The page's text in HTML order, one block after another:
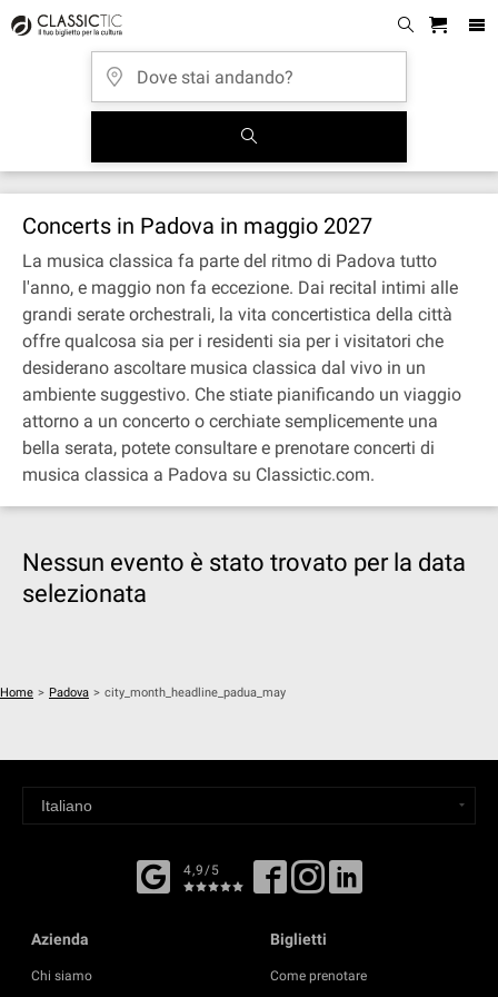
Concerts in Padova in maggio 2027
La musica classica fa parte del ritmo di Padova tutto
l'anno, e maggio non fa eccezione. Dai recital intimi alle
grandi serate orchestrali, la vita concertistica della città
offre qualcosa sia per i residenti sia per i visitatori che
desiderano ascoltare musica classica dal vivo in un
ambiente suggestivo. Che stiate pianificando un viaggio
attorno a un concerto o cerchiate semplicemente una
bella serata, potete consultare e prenotare concerti di
musica classica a Padova su Classictic.com.
Nessun evento è stato trovato per la data
selezionata
Home > Padova > city_month_headline_padua_may
4,9/5
Azienda
Chi siamo
Biglietti
Come prenotare